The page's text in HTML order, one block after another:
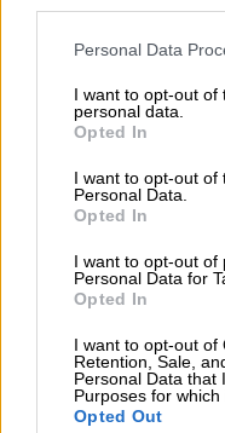
Please note that this
not limited to your visit
grant or deny consent
use your data for below
consent section.
Personal Data
I want to opt-out of
personal data.
Opted In
I want to opt-out of
Personal Data.
Opted In
I want to opt-out of
Personal Data for
Opted In
I want to opt-out of
Retention, Sale,
Personal Data that
Purposes for
Opted Out
«Ξεκίνησα το
Φαναριώτη στα
στην ΕΡΤ δύο
το 2002 όταν
εκπομπή για το
στα μισά και
Σκάι και του
πράγμα που θα
"για να χωθώ".